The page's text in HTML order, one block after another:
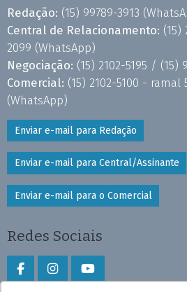
Redação: (15) 99789-3913
Central de Relacionamento: (15)
2099 (WhatsApp)
Negociação: (15) 2102-5195 / (15)
Comercial: (15) 2102-5100 - ramal
(WhatsApp)
Enviar e-mail para Redação
Enviar e-mail para Central/Assinante
Enviar e-mail para o Comercial
Redes Sociais